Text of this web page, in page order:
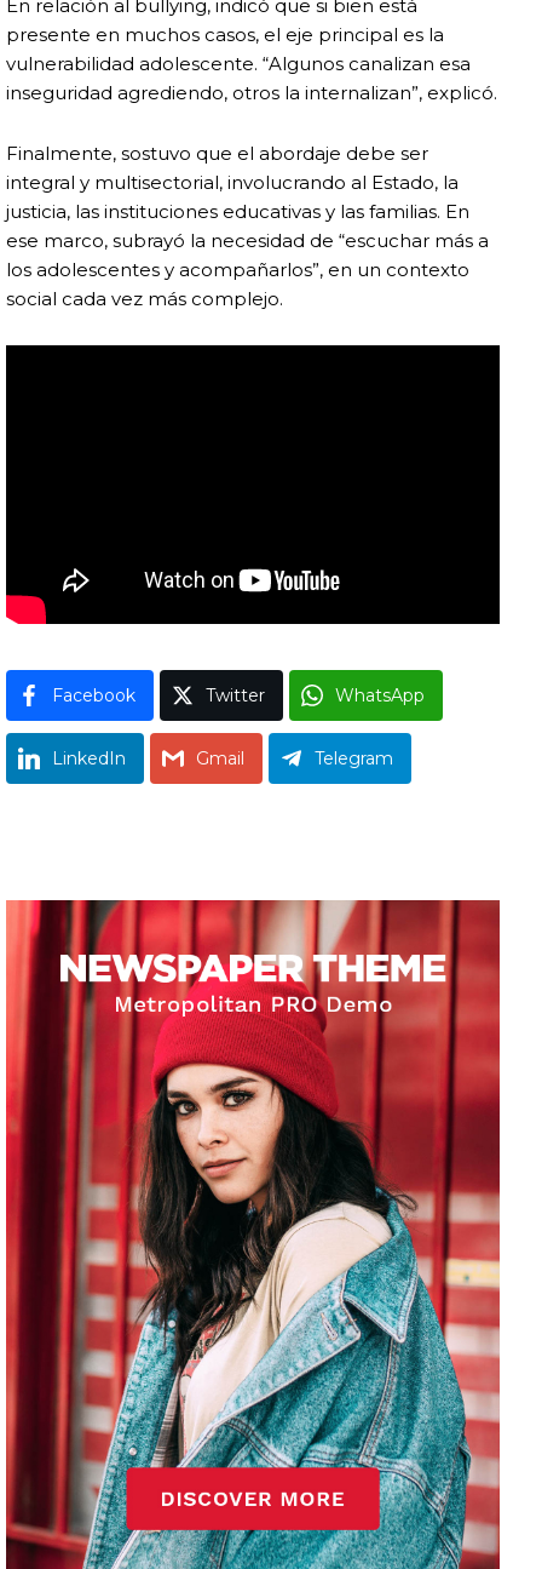
En relación al bullying, indicó que si bien está
presente en muchos casos, el eje principal es la
vulnerabilidad adolescente. “Algunos canalizan esa
inseguridad agrediendo, otros la internalizan”, explicó.
Finalmente, sostuvo que el abordaje debe ser
integral y multisectorial, involucrando al Estado, la
justicia, las instituciones educativas y las familias. En
ese marco, subrayó la necesidad de “escuchar más a
los adolescentes y acompañarlos”, en un contexto
social cada vez más complejo.
Facebook Twitter WhatsApp
LinkedIn Gmail Telegram